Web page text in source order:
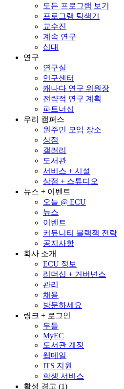
모든 프로그램 보기
프로그램 탐색기
교수진
계속 연구
십대
연구
연구실
연구센터
캐나다 연구 위원장
전략적 연구 계획
파트너십
우리 캠퍼스
원주민 모임 장소
상점
갤러리
도서관
서비스 + 시설
상점 + 스튜디오
뉴스 + 이벤트
오늘 @ ECU
뉴스
이벤트
커뮤니티 블랙잭 전략
공지사항
회사 소개
ECU 정보
리더십 + 거버넌스
관리
채용
방문하세요
링크 + 로그인
무들
MyEC
도서관 계정
웹메일
ITS 지원
학생 서비스
활성 경고 (1)